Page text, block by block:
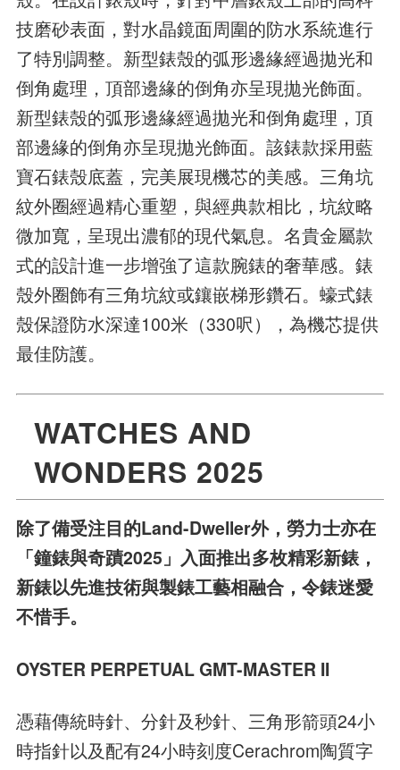
技磨砂表面，對水晶鏡面周圍的防水系統進行
了特別調整。新型錶殼的弧形邊緣經過拋光和
倒角處理，頂部邊緣的倒角亦呈現拋光飾面。
新型錶殼的弧形邊緣經過拋光和倒角處理，頂
部邊緣的倒角亦呈現拋光飾面。該錶款採用藍
寶石錶殼底蓋，完美展現機芯的美感。三角坑
紋外圈經過精心重塑，與經典款相比，坑紋略
微加寬，呈現出濃郁的現代氣息。名貴金屬款
式的設計進一步增強了這款腕錶的奢華感。錶
殼外圈飾有三角坑紋或鑲嵌梯形鑽石。蠔式錶
殼保證防水深達100米（330呎），為機芯提供
最佳防護。
WATCHES AND
WONDERS 2025
除了備受注目的Land-Dweller外，勞力士亦在
「鐘錶與奇蹟2025」入面推出多枚精彩新錶，
新錶以先進技術與製錶工藝相融合，令錶迷愛
不惜手。
OYSTER PERPETUAL GMT-MASTER II
憑藉傳統時針、分針及秒針、三角形箭頭24小
時指針以及配有24小時刻度Cerachrom陶質字